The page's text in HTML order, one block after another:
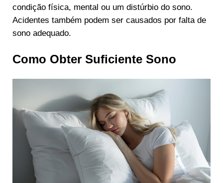
condição física, mental ou um distúrbio do sono.
Acidentes também podem ser causados por falta de
sono adequado.
Como Obter Suficiente Sono